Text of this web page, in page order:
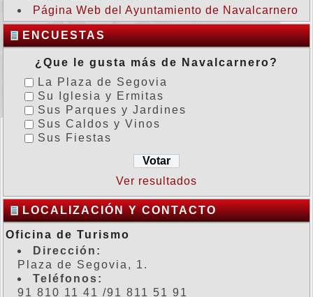
Página Web del Ayuntamiento de Navalcarnero
ENCUESTAS
¿Que le gusta más de Navalcarnero?
La Plaza de Segovia
Su Iglesia y Ermitas
Sus Parques y Jardines
Sus Caldos y Vinos
Sus Fiestas
Ver resultados
LOCALIZACIÓN Y CONTACTO
Oficina de Turismo
Dirección:
Plaza de Segovia, 1.
Teléfonos:
91 810 11 41 /91 811 51 91